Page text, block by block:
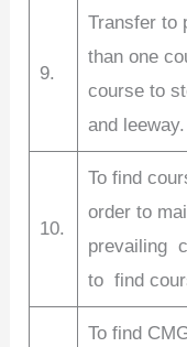
9.
Transfer to
than one
course to
and leeway.
10.
To find
order to
prevailing
to find
To find